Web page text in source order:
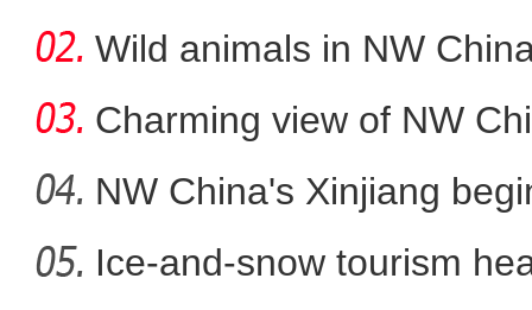
2024中国环塔拉力赛
Wild animals in NW
Charming view of NW
NW China's Xinjiang
Ice-and-snow tourism